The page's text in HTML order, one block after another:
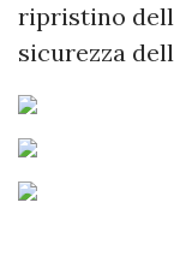
ripristino
sicurezza